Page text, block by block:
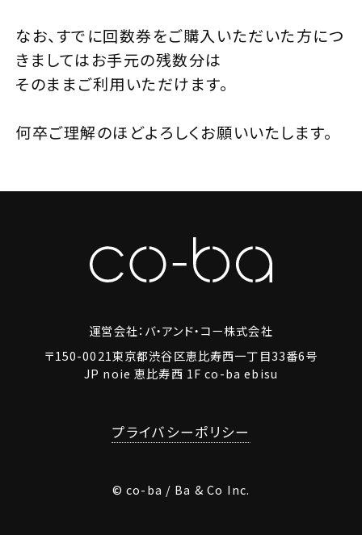
なお、すでに回数券をご購入いただいた方につ
きましてはお手元の残数分は
そのままご利用いただけます。
何卒ご理解のほどよろしくお願いいたします。
運営会社：バ・アンド・コー株式会社
〒150-0021東京都渋谷区恵比寿西一丁目33番6号
JP noie 恵比寿西 1F co-ba ebisu
プライバシーポリシー
© co-ba / Ba & Co Inc.